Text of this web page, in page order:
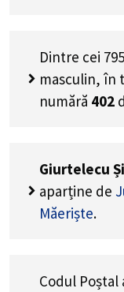
Dintre cei 795
masculin, în
numără 402
Giurtelecu
aparține de
Măeriște.
Codul